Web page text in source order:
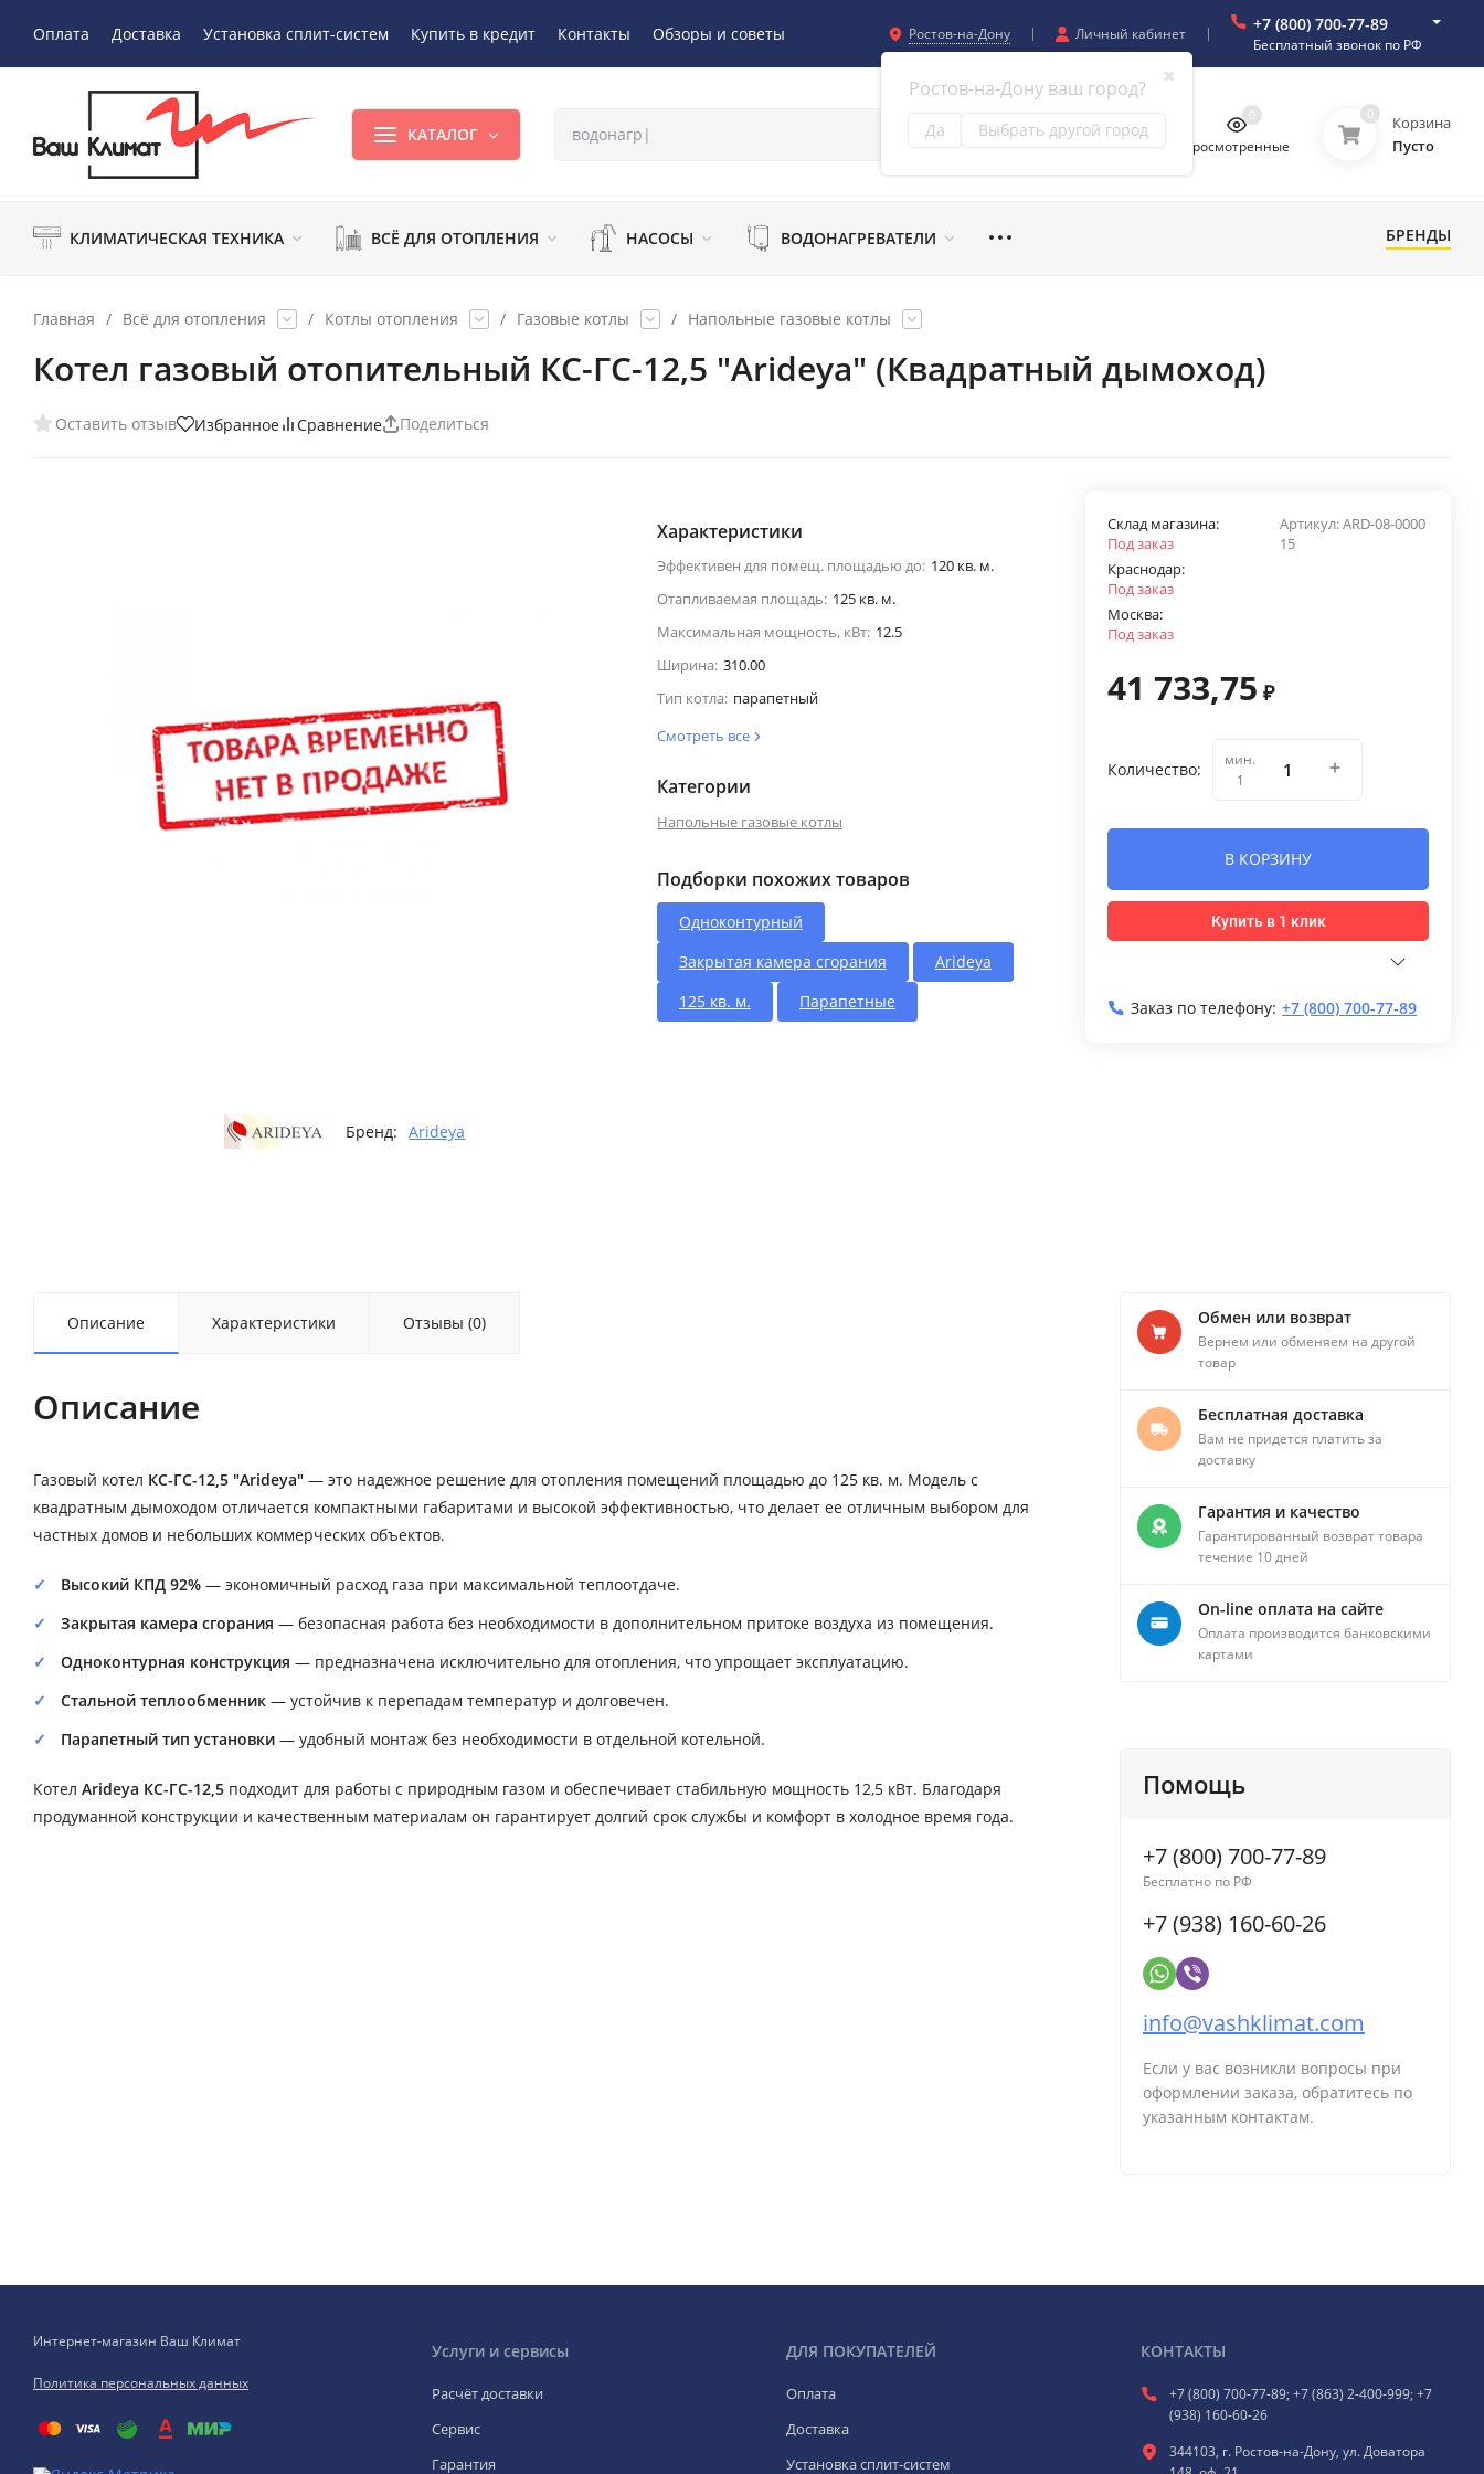
Оплата Доставка Установка сплит-систем Купить в кредит Контакты Обзоры и советы Ростов-на-Дону
✖
Ростов-на-Дону ваш город?
Да Выбрать другой город
Личный кабинет +7 (800) 700-77-89
Бесплатный звонок по РФ
КАТАЛОГ
Просмотренные
0 0
Корзина
Пусто
КЛИМАТИЧЕСКАЯ ТЕХНИКА ВСЁ ДЛЯ ОТОПЛЕНИЯ НАСОСЫ ВОДОНАГРЕВАТЕЛИ БРЕНДЫ
Главная / Всё для отопления / Котлы отопления / Газовые котлы / Напольные газовые котлы
Котел газовый отопительный КС-ГС-12,5 "Arideya" (Квадратный дымоход)
Оставить отзыв Избранное Сравнение Поделиться
Бренд: Arideya
Характеристики
Эффективен для помещ. площадью до: 120 кв. м.
Отапливаемая площадь: 125 кв. м.
Максимальная мощность, кВт: 12.5
Ширина: 310.00
Тип котла: парапетный
Смотреть все
Категории
Напольные газовые котлы
Подборки похожих товаров
Одноконтурный
Закрытая камера сгорания
Arideya
125 кв. м.
Парапетные
Артикул:ARD-08-0000
15
Склад магазина:
Под заказ
Краснодар:
Под заказ
Москва:
Под заказ
41 733,75 ₽
Количество:
мин.
1
В КОРЗИНУ
Купить в 1 клик
Заказ по телефону: +7 (800) 700-77-89
Описание Характеристики Отзывы (0)
Описание
Газовый котел КС-ГС-12,5 "Arideya" — это надежное решение для отопления помещений площадью до 125 кв. м. Модель с
квадратным дымоходом отличается компактными габаритами и высокой эффективностью, что делает ее отличным выбором для
частных домов и небольших коммерческих объектов.
Высокий КПД 92% — экономичный расход газа при максимальной теплоотдаче.
Закрытая камера сгорания — безопасная работа без необходимости в дополнительном притоке воздуха из помещения.
Одноконтурная конструкция — предназначена исключительно для отопления, что упрощает эксплуатацию.
Стальной теплообменник — устойчив к перепадам температур и долговечен.
Парапетный тип установки — удобный монтаж без необходимости в отдельной котельной.
Котел Arideya КС-ГС-12,5 подходит для работы с природным газом и обеспечивает стабильную мощность 12,5 кВт. Благодаря
продуманной конструкции и качественным материалам он гарантирует долгий срок службы и комфорт в холодное время года.
Обмен или возврат
Вернем или обменяем на другой
товар
Бесплатная доставка
Вам не придется платить за
доставку
Гарантия и качество
Гарантированный возврат товара
течение 10 дней
On-line оплата на сайте
Оплата производится банковскими
картами
Помощь
+7 (800) 700-77-89
Бесплатно по РФ
+7 (938) 160-60-26
info@vashklimat.com
Если у вас возникли вопросы при
оформлении заказа, обратитесь по
указанным контактам.
Интернет-магазин Ваш Климат
Политика персональных данных
Услуги и сервисы
Расчёт доставки
Сервис
Гарантия
ДЛЯ ПОКУПАТЕЛЕЙ
Оплата
Доставка
Установка сплит-систем
КОНТАКТЫ
+7 (800) 700-77-89; +7 (863) 2-400-999; +7
(938) 160-60-26
344103, г. Ростов-на-Дону, ул. Доватора